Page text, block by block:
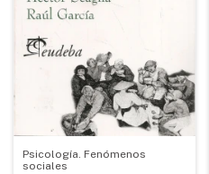
Psicología. Fenómenos
sociales